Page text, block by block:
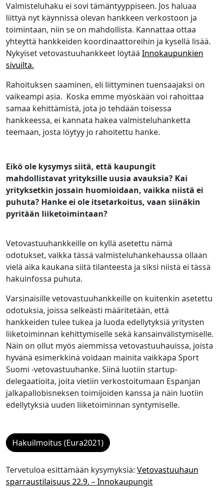
Valmisteluhaku ei sovi tämäntyyppiseen. Jos haluaa
liittyä nyt käynnissä olevan hankkeen verkostoon ja
toimintaan, niin se on mahdollista. Kannattaa ottaa
yhteyttä hankkeiden koordinaattoreihin ja kysellä lisää.
Nykyiset vetovastuuhankkeet löytää Innokaupunkien
sivuilta.
Rahoituksen saaminen, eli liittyminen tuensaajaksi on
vaikeampi asia. Koska emme myöskään voi rahoittaa
samaa kehittämistä, jota jo tehdään toisessa
hankkeessa, ei kannata hakea valmisteluhanketta
teemaan, josta löytyy jo rahoitettu hanke.
Eikö ole kysymys siitä, että kaupungit
mahdollistavat yrityksille uusia avauksia? Kai
yrityksetkin jossain huomioidaan, vaikka niistä ei
puhuta? Hanke ei ole itsetarkoitus, vaan siinäkin
pyritään liiketoimintaan?
Vetovastuuhankkeille on kyllä asetettu nämä
odotukset, vaikka tässä valmisteluhankehaussa ollaan
vielä aika kaukana siitä tilanteesta ja siksi niistä ei tässä
hakuinfossa puhuta.
Varsinaisille vetovastuuhankkeille on kuitenkin asetettu
odotuksia, joissa selkeästi määritetään, että
hankkeiden tulee tukea ja luoda edellytyksiä yritysten
liiketoiminnan kehittymiselle sekä kansainvälistymiselle.
Näin on ollut myös aiemmissa vetovastuuhauissa, joista
hyvänä esimerkkinä voidaan mainita vaikkapa Sport
Suomi -vetovastuuhanke. Siinä luotiin startup-
delegaatioita, joita vietiin verkostoitumaan Espanjan
jalkapallobisneksen toimijoiden kanssa ja näin luotiin
edellytyksiä uuden liiketoiminnan syntymiselle.
Hakuilmoitus (Eura2021)
Tervetuloa esittämään kysymyksiä: Vetovastuuhaun
sparraustilaisuus 22.9. – Innokaupungit